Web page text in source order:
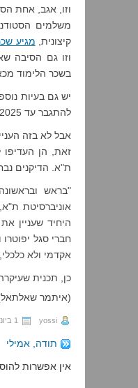
וזו, אגב, אחת
משלמים
קיצונית, מגיע שכר
וזו גם הסיבה
בשכר הלימוד
יש גם בעיות
להתגבר עד 2025, ורק אז להתחיל לרדת (בשל המעבר מפנסיה תקציבית לפנסיה צוברת).
אבל לא בזה
ת"א. הדיקנים
"בראש
אוניברסיטת
היחיד שעניין
חברי סגל
אקדמי ולא
כן, תכנית
(איתמר
yossi 1 ביוני 2006
תודה, אמילי
אין אפשרות